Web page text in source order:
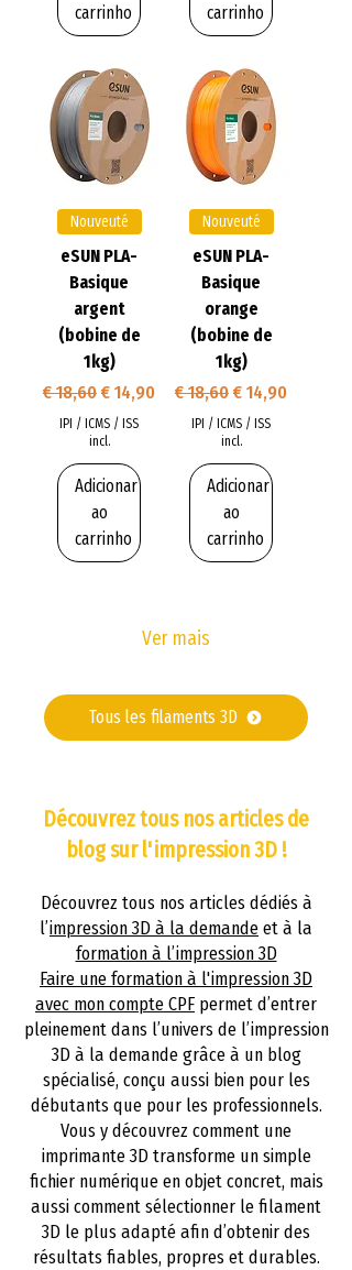
carrinho
carrinho
Nouveuté
eSUN PLA-
Basique
argent
(bobine de
1kg)
Preço normal
€ 18,60Preço promocional
€ 14,90
IPI / ICMS / ISS
incl.
Adicionar
ao
carrinho
Nouveuté
eSUN PLA-
Basique
orange
(bobine de
1kg)
Preço normal
€ 18,60Preço
€ 14,90
IPI / ICMS / ISS
incl.
Adicionar
ao
carrinho
Ver mais
Tous les filaments 3D
Découvrez tous nos articles de
blog sur l'impression 3D !
Découvrez tous nos articles dédiés à
l’impression 3D à la demandeet à la
formation à l’impression 3D
Faire une formation à l'impression 3D
avec mon compte CPF permet d’entrer
pleinement dans l’univers de l’impression
3D à la demande grâce à un blog
spécialisé, conçu aussi bien pour les
débutants que pour les professionnels.
Vous y découvrez comment une
imprimante 3D transforme un simple
fichier numérique en objet concret, mais
aussi comment sélectionner le filament
3D le plus adapté afin d’obtenir des
résultats fiables, propres et durables.